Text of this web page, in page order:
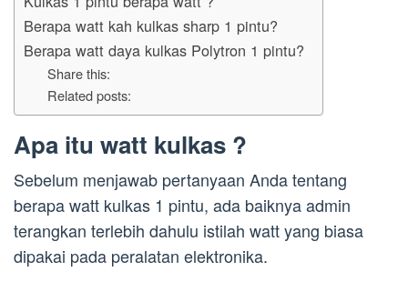
Berapa watt kah kulkas sharp 1 pintu?
Berapa watt daya kulkas Polytron 1 pintu?
Share this:
Related posts:
Apa itu watt kulkas ?
Sebelum menjawab pertanyaan Anda tentang
berapa watt kulkas 1 pintu, ada baiknya admin
terangkan terlebih dahulu istilah watt yang biasa
dipakai pada peralatan elektronika.